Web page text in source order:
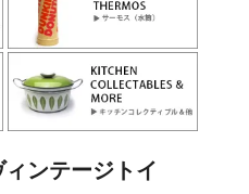
ンテージトイ